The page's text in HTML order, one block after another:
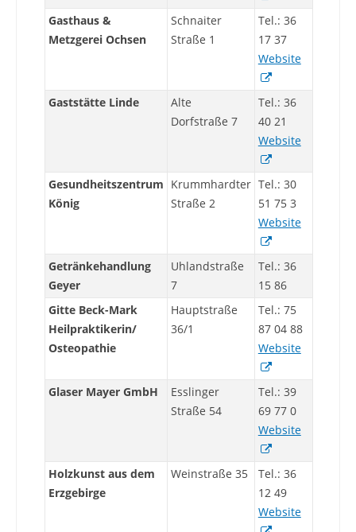
Gasthaus &
Metzgerei Ochsen
Schnaiter
Straße 1
Tel.: 36
17 37
Website
Gaststätte Linde
Alte
Dorfstraße 7
Tel.: 36
40 21
Website
Gesundheitszentrum
König
Krummhardter
Straße 2
Tel.: 30
51 75 3
Website
Getränkehandlung
Geyer
Uhlandstraße
7
Tel.: 36
15 86
Gitte Beck-Mark
Heilpraktikerin/
Osteopathie
Hauptstraße
36/1
Tel.: 75
87 04 88
Website
Glaser Mayer GmbH
Esslinger
Straße 54
Tel.: 39
69 77 0
Website
Holzkunst aus dem
Erzgebirge
Weinstraße 35
Tel.: 36
12 49
Website